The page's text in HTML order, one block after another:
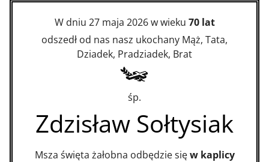
W dniu 27 maja 2026 w wieku 70 lat
odszedł od nas nasz ukochany Mąż, Tata,
Dziadek, Pradziadek, Brat
śp.
Zdzisław Sołtysiak
Msza święta żałobna odbędzie sięw kaplicy